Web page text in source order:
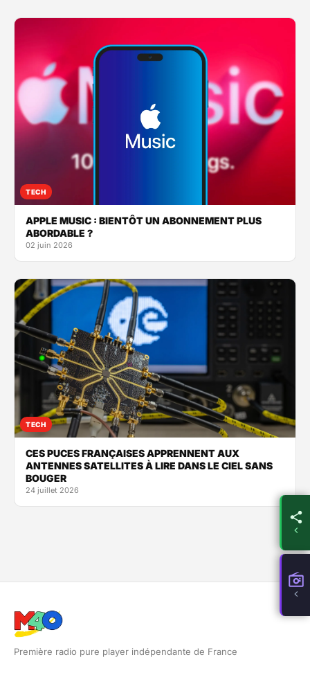
TECH
APPLE MUSIC : BIENTÔT UN ABONNEMENT PLUS
ABORDABLE ?
02 juin 2026
TECH
CES PUCES FRANÇAISES APPRENNENT AUX
ANTENNES SATELLITES À LIRE DANS LE CIEL SANS
BOUGER
24 juillet 2026
Première radio pure player indépendante de France